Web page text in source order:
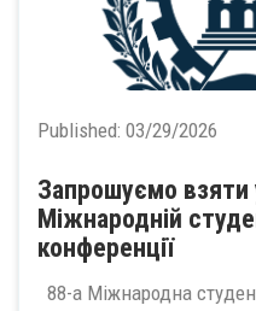
Published: 03/29/2026
Запрошуємо взяти
Міжнародній
конференції
88-а Міжнародна